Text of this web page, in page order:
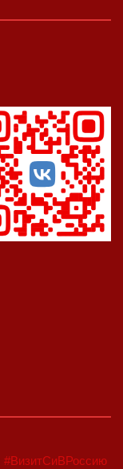
#ВизитСиВРоссию